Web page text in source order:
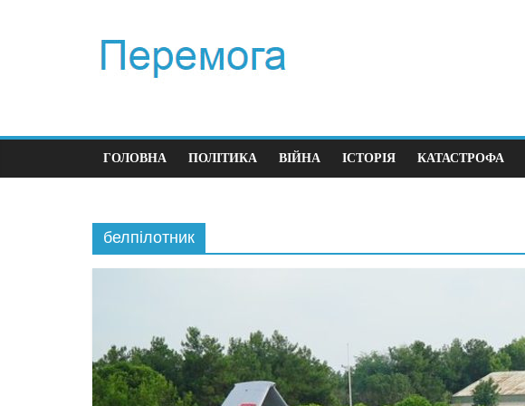
ГОЛОВНА ПОЛІТИКА ВІЙНА ІСТОРІЯ КАТАСТРОФА
белпілотник
23.12.2025 0